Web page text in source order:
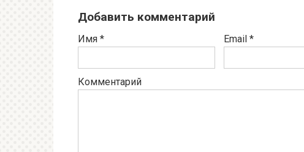
Добавить комментарий
Имя * Email *
Комментарий